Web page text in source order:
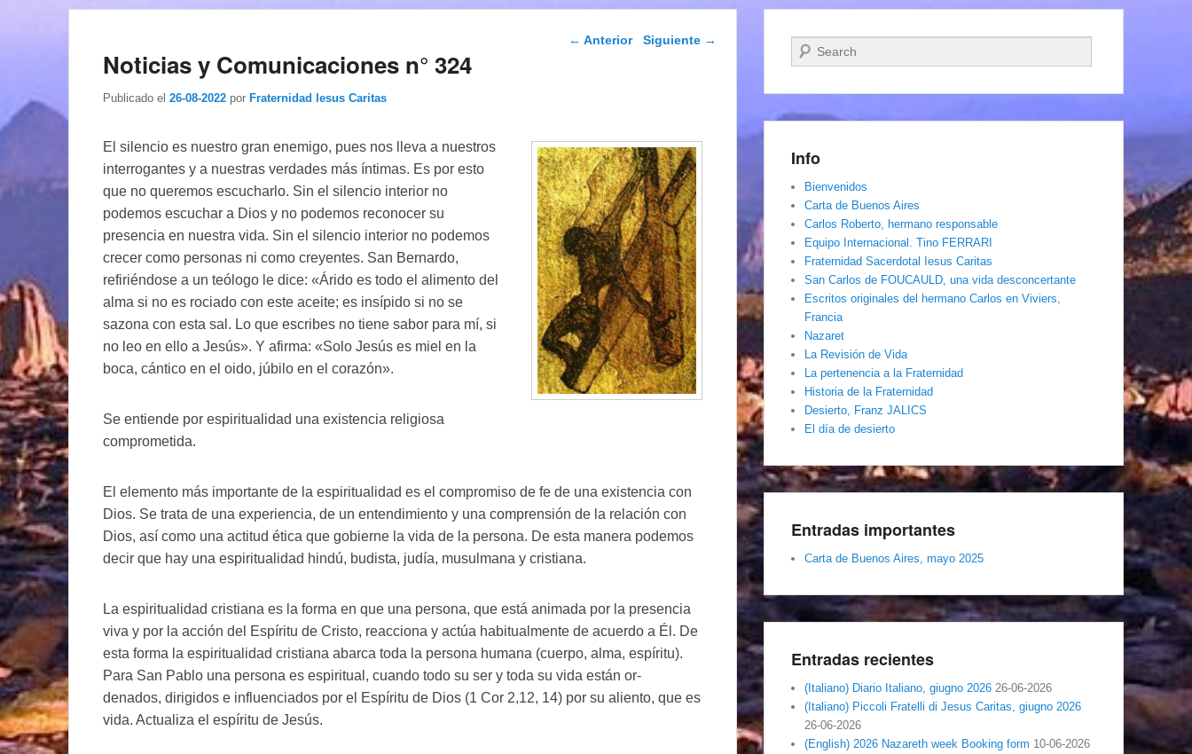
Navegación de
← Anterior Siguiente →
Noticias y Comunicaciones n° 324
Publicado el 26-08-2022 por Fraternidad Iesus Caritas
El silencio es nuestro gran enemigo, pues nos lleva a nuestros
interrogantes y a nuestras verdades más íntimas. Es por esto
que no queremos escucharlo. Sin el silencio interior no
podemos escuchar a Dios y no podemos reconocer su
presencia en nuestra vida. Sin el silencio interior no podemos
crecer como personas ni como creyentes. San Bernardo,
refiriéndose a un teólogo le dice: «Árido es todo el alimento del
alma si no es rociado con este aceite; es insípido si no se
sazona con esta sal. Lo que escribes no tiene sabor para mí, si
no leo en ello a Jesús». Y afirma: «Solo Jesús es miel en la
boca, cántico en el oido, júbilo en el corazón».
Se entiende por espiritualidad una existencia religiosa
comprometida.
El elemento más importante de la espiritualidad es el compromiso de fe de una existencia con
Dios. Se trata de una experiencia, de un entendimiento y una comprensión de la relación con
Dios, así como una actitud ética que gobierne la vida de la persona. De esta manera podemos
decir que hay una espiritualidad hindú, budista, judía, musulmana y cristiana.
La espiritualidad cristiana es la forma en que una persona, que está animada por la presencia
viva y por la acción del Espíritu de Cristo, reacciona y actúa habitualmente de acuerdo a Él. De
esta forma la espiritualidad cristiana abarca toda la persona humana (cuerpo, alma, espíritu).
Para San Pablo una persona es espiritual, cuando todo su ser y toda su vida están or-
denados, dirigidos e influenciados por el Espíritu de Dios (1 Cor 2,12, 14) por su aliento, que es
vida. Actualiza el espíritu de Jesús.
Buscar
Info
Bienvenidos
Carta de Buenos Aires
Carlos Roberto, hermano responsable
Equipo Internacional. Tino FERRARI
Fraternidad Sacerdotal Iesus Caritas
San Carlos de FOUCAULD, una vida desconcertante
Escritos originales del hermano Carlos en Viviers,
Francia
Nazaret
La Revisión de Vida
La pertenencia a la Fraternidad
Historia de la Fraternidad
Desierto, Franz JALICS
El día de desierto
Entradas importantes
Carta de Buenos Aires, mayo 2025
Entradas recientes
(Italiano) Diario Italiano, giugno 2026 26-06-2026
(Italiano) Piccoli Fratelli di Jesus Caritas, giugno 2026
26-06-2026
(English) 2026 Nazareth week Booking form 10-06-2026